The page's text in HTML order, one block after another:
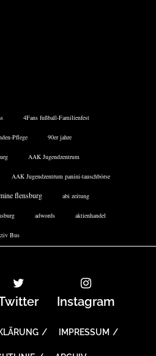
4Fans fußball-Familienfest
Pflege 90er jahre
AAK Jugendzentrum
AAK Jugendzentrum panini-tauschbörse
flensburg abi zeitung
adwords aktienhandel
Bus
Instagram
IMPRESSUM